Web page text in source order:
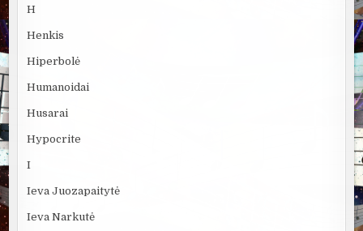
H
Henkis
Hiperbolė
Humanoidai
Husarai
Hypocrite
I
Ieva Juozapaitytė
Ieva Narkutė